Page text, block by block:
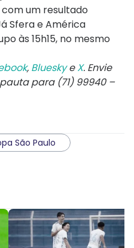
com um resultado
Sfera e América
às 15h15, no mesmo
, BlueskyeX. Envie
para (71) 99940 –
São Paulo